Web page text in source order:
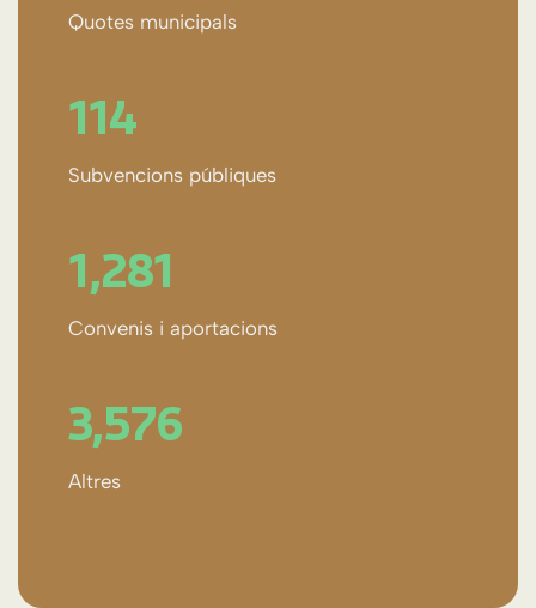
Quotes municipals
115
Subvencions públiques
1,293
Convenis i aportacions
3,588
Altres